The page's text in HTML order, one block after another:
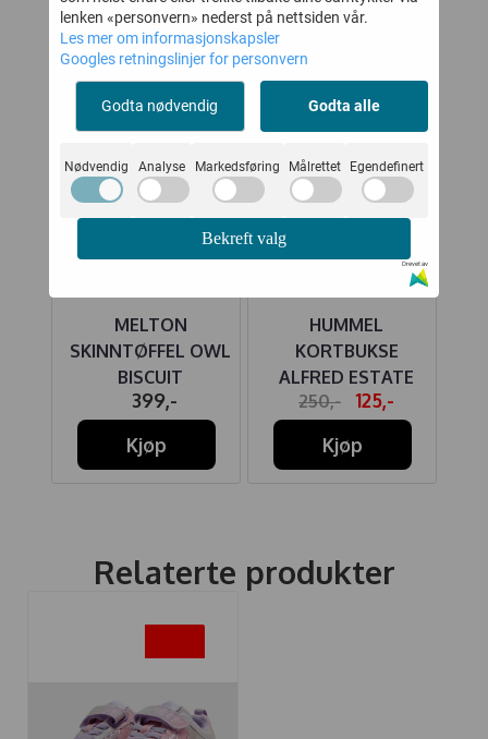
MELTON
SKINNTØFFEL OWL
BISCUIT
399,-
Kjøp
HUMMEL
KORTBUKSE
ALFRED ESTATE
BLUE
250,-
125,-
Kjøp
Relaterte produkter
lenken «personvern» nederst på nettsiden vår.
Les mer om informasjonskapsler
Googles retningslinjer for personvern
Godta nødvendig Godta alle
Nødvendig Analyse Markedsføring Målrettet Egendefinert
Bekreft valg
Drevet av